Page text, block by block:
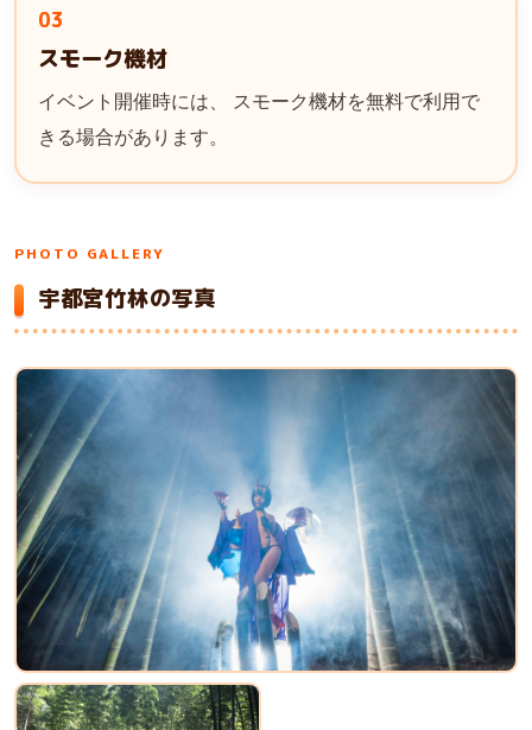
03
スモーク機材
イベント開催時には、 スモーク機材を無料で利用で
きる場合があります。
PHOTO GALLERY
宇都宮竹林の写真